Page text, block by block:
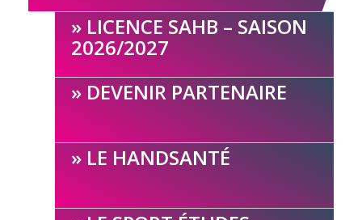
LICENCE SAHB – SAISON
2026/2027
DEVENIR PARTENAIRE
LE HANDSANTÉ